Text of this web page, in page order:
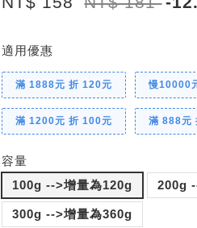
適用優惠
滿 1888元 折 120元 慢10000
滿 1200元 折 100元 滿 888元
容量
100g -->增量為120g
200g
300g -->增量為360g